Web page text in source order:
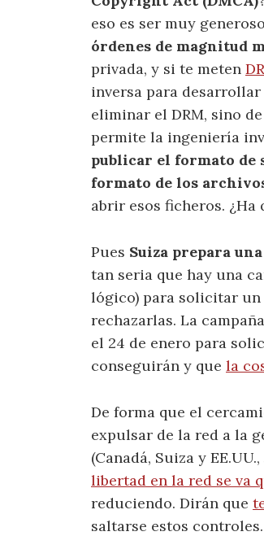
eso es ser muy
órdenes de magnitud
privada, y si te meten
inversa para
eliminar el DRM, sino
permite la ingeniería
publicar el formato de
formato de los
abrir esos ficheros. ¿Ha
Pues Suiza prepara
tan seria que hay una
lógico) para solicitar
rechazarlas. La
el 24 de enero para
conseguirán y que la
De forma que el
expulsar de la red a la
(Canadá, Suiza y
libertad en la red se va
reduciendo. Dirán que
saltarse estos